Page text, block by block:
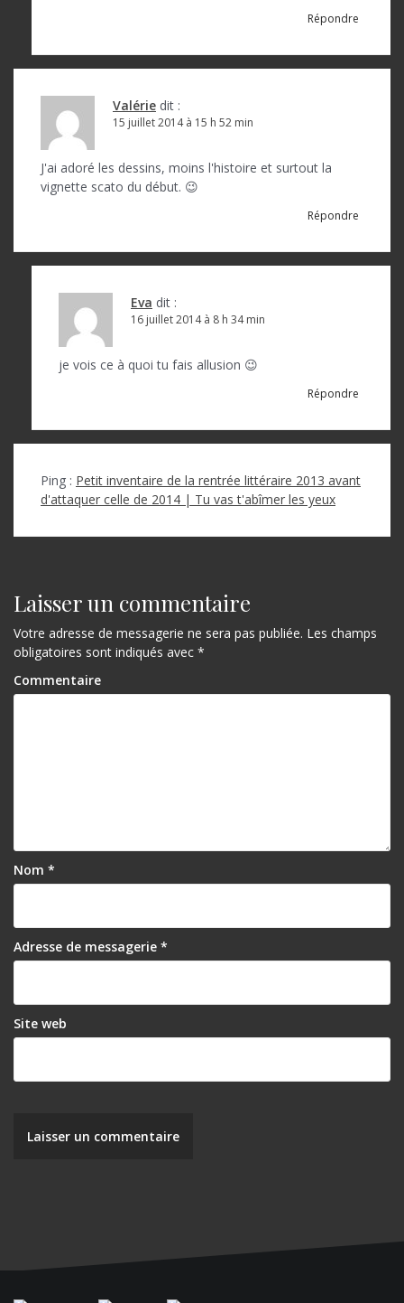
Répondre
Valérie dit :
15 juillet 2014 à 15 h 52 min
J'ai adoré les dessins, moins l'histoire et surtout la
vignette scato du début. 😉
Répondre
Eva dit :
16 juillet 2014 à 8 h 34 min
je vois ce à quoi tu fais allusion 😉
Répondre
Ping : Petit inventaire de la rentrée littéraire 2013 avant
d'attaquer celle de 2014 | Tu vas t'abîmer les yeux
Laisser un commentaire
Votre adresse de messagerie ne sera pas publiée. Les champs
obligatoires sont indiqués avec *
Commentaire
Nom *
Adresse de messagerie *
Site web